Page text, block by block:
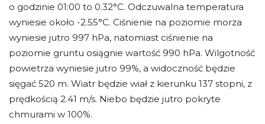
o godzinie 01:00 to 0.32°C. Odczuwalna temperatura
wyniesie około -2.55°C. Ciśnienie na poziomie morza
wyniesie jutro 997 hPa, natomiast ciśnienie na
poziomie gruntu osiągnie wartość 990 hPa. Wilgotność
powietrza wyniesie jutro 99%, a widoczność będzie
sięgać 520 m. Wiatr będzie wiał z kierunku 137 stopni, z
prędkością 2.41 m/s. Niebo będzie jutro pokryte
chmurami w 100%.